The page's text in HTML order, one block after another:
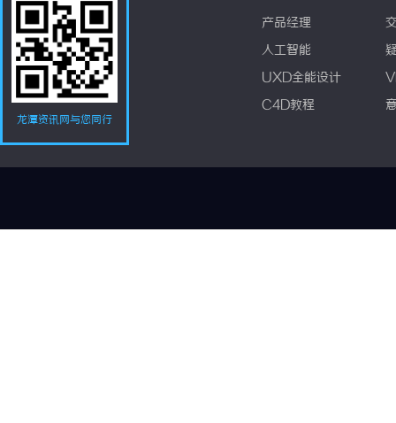
龙潭资讯网与您同行
产品经理
人工智能
UXD全能设计
C4D教程